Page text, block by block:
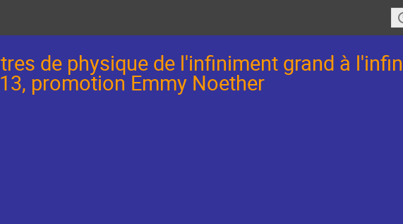
de physique de l'infiniment grand à
promotion Emmy Noether